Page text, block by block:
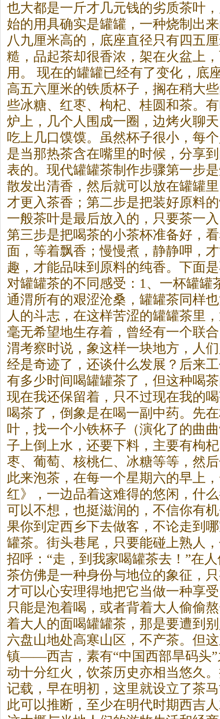
也大都是一斤才几元钱的劣质茶叶
始的用具确实是罐罐，一种烧制出
八九厘米高的，底座直径只有四五
糙，品起茶却很香浓，架在火盆上
用。 现在的罐罐已经有了变化，底
高五六厘米的铁质杯子，搁在稍大
些冰糖、红枣、枸杞、桂圆和茶。
炉上，几个人围成一圈，边烤火聊
吃上几口馍馍。虽然杯子很小，每
是当那热茶含在嘴里的时候，分享
表的。现代罐罐茶制作步骤第一步
散发出清香，然后就可以放在罐罐
才更入茶香；第二步是把装好原料
一般茶叶是最后放入的，只要茶一
第三步是把喝茶的小茶杯准备好，
面，等着飘香；慢慢煮，静静呷，
趣，才能品味到原料的纯香。下面
对罐罐茶的不同感受：1、一杯罐罐
通渭所有的艰涩沧桑，罐罐茶同样
人的斗志，在这样苦涩的罐罐茶里
毫无希望地生存着，曾经有一个联
渭考察时说，象这样一块地方，人
经是奇迹了，还谈什么发展？后来
有多少时间喝罐罐茶了，但这种喝茶
现在我还保留着，只不过现在我的喝
喝茶了，倒象是在喝一副中药。先
叶，找一个小铁杯子（演化了的曲
子上倒上水，还要下料，主要有枸
枣、葡萄、核桃仁、冰糖等等，然
此来泡茶 ，在每一个星期六的早上
红》，一边品着这难得的悠闲，什
可以不想，也挺滋润的，不信你有
果你到定西乡下去做客，不论走到
罐茶。街头巷尾，只要能碰上熟人
招呼：“走，到我家喝罐茶去！”在
茶仿佛是一种身份与地位的象征，
才可以心安理得地把它当做一种享
只能是泡着喝，或者背着大人偷偷
着大人的面喝罐罐茶 ，那是要遭到
六盘山地处高寒山区，不产茶。但
镇——西吉，素有“中国西部旱码头”
动十分红火，饮茶历史亦相当悠久
记载，早在明初，这里就设立了茶
此可以推断，至少在明代时期西吉